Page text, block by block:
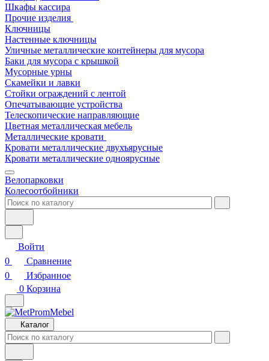
Шкафы кассира
Прочие изделия
Ключницы
Настенные ключницы
Уличные металлические контейнеры для мусора
Баки для мусора с крышкой
Мусорные урны
Скамейки и лавки
Стойки ограждений с лентой
Опечатывающие устройства
Телескопические направляющие
Цветная металлическая мебель
Металлические кровати
Кровати металлические двухъярусные
Кровати металлические одноярусные
Велопарковки
Колесоотбойники
Войти
0
Сравнение
0
Избранное
0 Корзина
Каталог